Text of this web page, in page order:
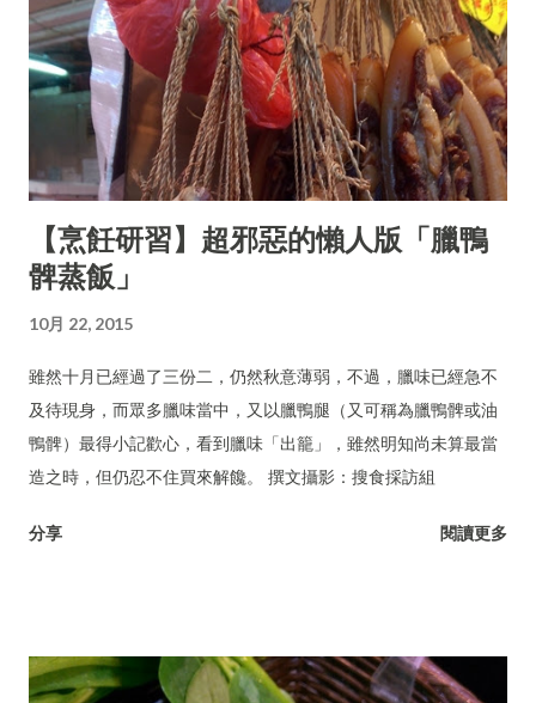
【烹飪研習】超邪惡的懶人版「臘鴨
髀蒸飯」
10月 22, 2015
雖然十月已經過了三份二，仍然秋意薄弱，不過，臘味已經急不
及待現身，而眾多臘味當中，又以臘鴨腿（又可稱為臘鴨髀或油
鴨髀）最得小記歡心，看到臘味「出籠」，雖然明知尚未算最當
造之時，但仍忍不住買來解饞。 撰文攝影：搜食採訪組
分享 閱讀更多